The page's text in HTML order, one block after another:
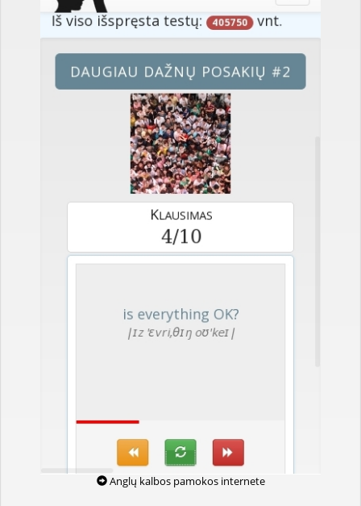
Anglų kalbos pamokos internete